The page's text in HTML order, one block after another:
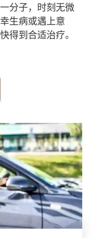
分子，时刻无微
生病或遇上意
得到合适治疗。